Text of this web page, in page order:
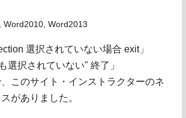
Word2010, Word2013
選択されていない場合 exit」
選択されていない" 終了」
このサイト・インストラクターのネ
がありました。